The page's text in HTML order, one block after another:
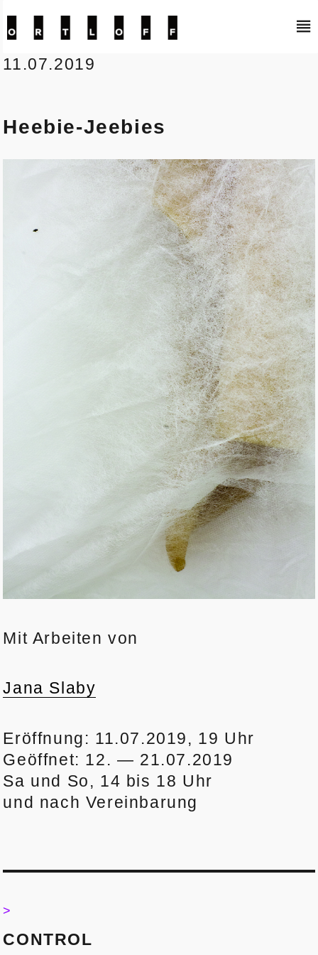
Kunstraum Ortloff
11.07.2019
Heebie-Jeebies
Mit Arbeiten von
Jana Slaby
Eröffnung: 11.07.2019, 19 Uhr
Geöffnet: 12. — 21.07.2019
Sa und So, 14 bis 18 Uhr
und nach Vereinbarung
navigation
>
>
CONTROL